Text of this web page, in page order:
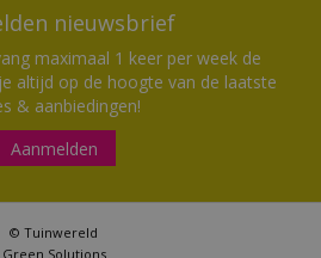
nieuwsbrief
maximaal 1 keer per week de
altijd op de hoogte van de laatste
& aanbiedingen!
Aanmelden
© Tuinwereld
Green Solutions